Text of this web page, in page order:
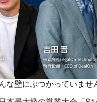
壁にぶつかっていませ